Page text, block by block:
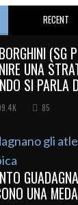
RECENT
(SG
UNA
SI PARLA
85
UNA